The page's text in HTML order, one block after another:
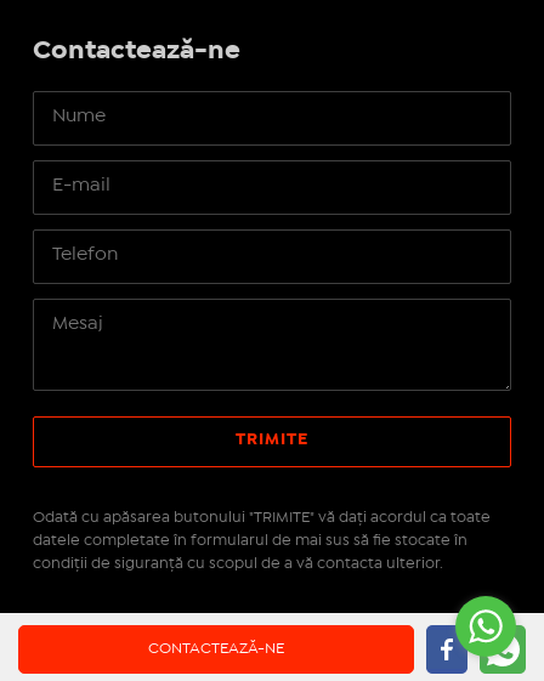
CONTACTEAZĂ-NE
Contactează-ne
Odată cu apăsarea butonului "TRIMITE" vă daţi acordul ca toate
datele completate în formularul de mai sus să fie stocate în
condiţii de siguranţă cu scopul de a vă contacta ulterior.
IMOPEDIA.ro - Anunțuri
pe tehnologie Real Manager - CRM Imobiliar